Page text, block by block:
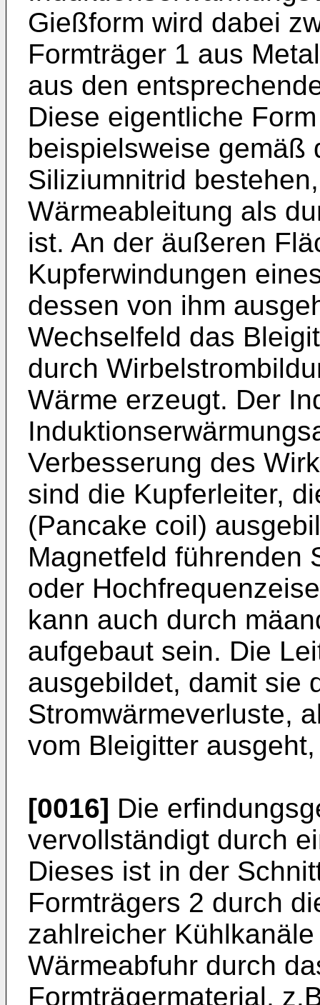
Gießform wird dabei
Formträger 1 aus
aus den
Diese eigentliche
beispielsweise gemäß
Siliziumnitrid
Wärmeableitung als
ist. An der äußeren
Kupferwindungen
dessen von ihm
Wechselfeld das
durch
Wärme erzeugt. Der
Verbesserung des
sind die Kupferleiter,
(Pancake coil)
Magnetfeld führenden
oder
kann auch durch
aufgebaut sein. Die
ausgebildet, damit sie
Stromwärmeverluste,
vom Bleigitter
[0016] Die
vervollständigt durch
Dieses ist in der
Formträgers 2 durch
zahlreicher
Wärmeabfuhr durch
Formträgermaterial,